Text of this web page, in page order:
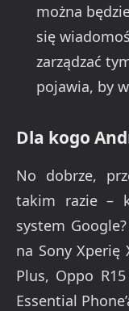
można
się
zarządzać
pojawia, by
Dla kogo
No dobrze,
takim razie –
system
na Sony Xperię
Plus, Oppo
Essential